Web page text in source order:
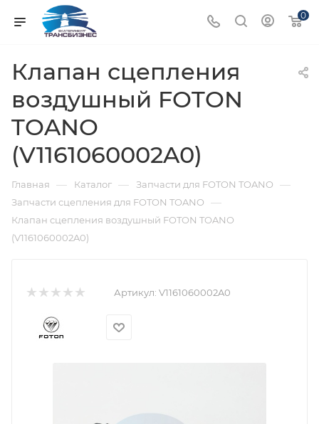
0
Клапан сцепления
воздушный FOTON
TOANO
(V1161060002A0)
Главная — Каталог — Запчасти для FOTON TOANO —
Запчасти сцепления для FOTON TOANO —
Клапан сцепления воздушный FOTON TOANO
(V1161060002A0)
Артикул: V1161060002A0